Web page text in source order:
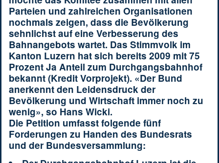
Parteien und zahlreichen Organisationen
nochmals zeigen, dass die Bevölkerung
sehnlichst auf eine Verbesserung des
Bahnangebots wartet. Das Stimmvolk im
Kanton Luzern hat sich bereits 2009 mit 75
Prozent Ja Anteil zum Durchgangsbahnhof
bekannt (Kredit Vorprojekt). «Der Bund
anerkennt den Leidensdruck der
Bevölkerung und Wirtschaft immer noch zu
wenig», so Hans Wicki.
Die Petition umfasst folgende fünf
Forderungen zu Handen des Bundesrats
und der Bundesversammlung: